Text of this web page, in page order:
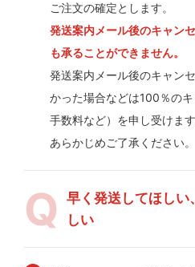
ご注文の確定とします。
発送案内メール後のキャン
も承ることができません。
発送案内メール後のキャン
かった場合などは100％のキ
手数料など）を申し受けます
あらかじめご了承ください。
早く発送してほしい
しい